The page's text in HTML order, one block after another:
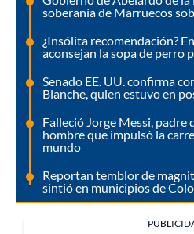
soberanía de Marruecos
¿Insólita recomendación?
aconsejan la sopa de perro
Senado EE. UU. confirma
Blanche, quien estuvo en
Falleció Jorge Messi, padre
hombre que impulsó la
mundo
Reportan temblor de
sintió en municipios de